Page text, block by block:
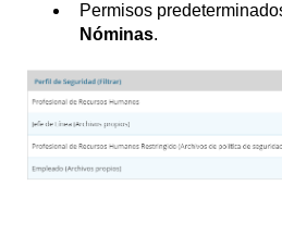
Permisos
Nóminas.